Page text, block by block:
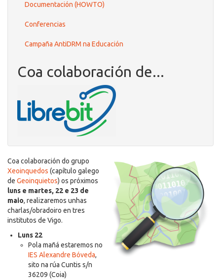
Documentación (HOWTO)
Conferencias
Campaña AntiDRM na Educación
Coa colaboración de...
Coa colaboración do grupo
Xeoinquedos (capítulo galego
de Geoinquietos) os próximos
luns e martes, 22 e 23 de
maio, realizaremos unhas
charlas/obradoiro en tres
institutos de Vigo.
Luns 22
Pola mañá estaremos no
IES Alexandre Bóveda,
sito na rúa Cuntis s/n
36209 (Coia)